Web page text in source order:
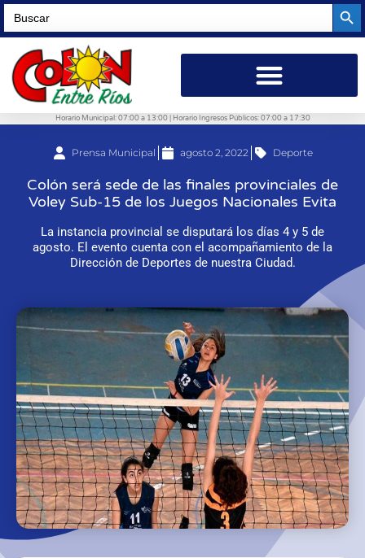
Search
for:
Horario Municipal: 07:00 a 13:00 | Horario Ingresos Públicos: 07:00 a 17:30
Prensa Municipal agosto 2, 2022 Deporte
Colón será sede de las finales provinciales de
Voley Sub-15 de los Juegos Nacionales Evita
La instancia provincial se disputará los días 4 y 5 de
agosto. El evento cuenta con el acompañamiento de la
Dirección de Deportes de nuestra Ciudad.